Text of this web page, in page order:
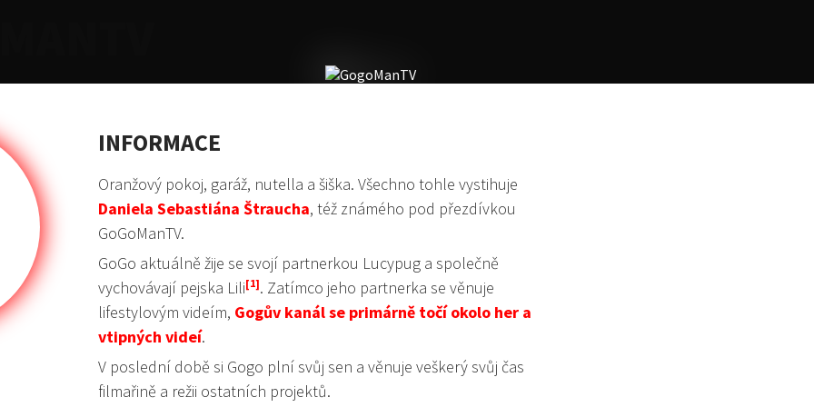
INFORMACE
Oranžový pokoj, garáž, nutella a šiška. Všechno tohle vystihuje
Daniela Sebastiána Štraucha, též známého pod přezdívkou
GoGoManTV.
GoGo aktuálně žije se svojí partnerkou Lucypug a společně
vychovávají pejska Lili
. Zatímco jeho partnerka se věnuje
lifestylovým videím, Gogův kanál se primárně točí okolo her a
vtipných videí.
V poslední době si Gogo plní svůj sen a věnuje veškerý svůj čas
filmařině a režii ostatních projektů.